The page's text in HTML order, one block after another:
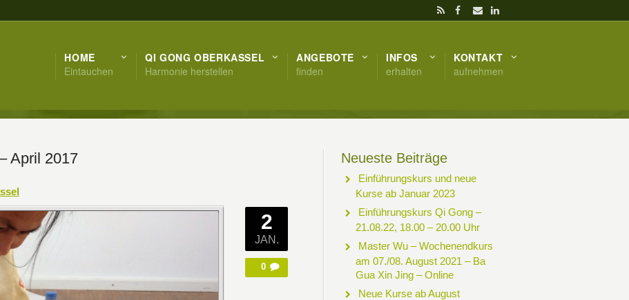
HOME
Eintauchen
QI GONG OBERKASSEL
Harmonie herstellen
ANGEBOTE
finden
INFOS
erhalten
KONTAKT
aufnehmen
April 2017
2
JAN.
0
Neueste Beiträge
Einführungskurs und neue
Kurse ab Januar 2023
Einführungskurs Qi Gong –
21.08.22, 18.00 – 20.00 Uhr
Master Wu – Wochenendkurs
am 07./08. August 2021 – Ba
Gua Xin Jing – Online
Neue Kurse ab August